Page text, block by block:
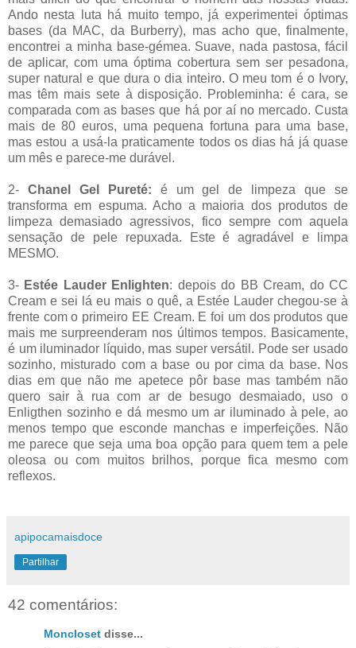
Ando nesta luta há muito tempo, já experimentei óptimas
bases (da MAC, da Burberry), mas acho que, finalmente,
encontrei a minha base-gémea. Suave, nada pastosa, fácil
de aplicar, com uma óptima cobertura sem ser pesadona,
super natural e que dura o dia inteiro. O meu tom é o Ivory,
mas têm mais sete à disposição. Probleminha: é cara, se
comparada com as bases que há por aí no mercado. Custa
mais de 80 euros, uma pequena fortuna para uma base,
mas estou a usá-la praticamente todos os dias há já quase
um mês e parece-me durável.
2- Chanel Gel Pureté: é um gel de limpeza que se
transforma em espuma. Acho a maioria dos produtos de
limpeza demasiado agressivos, fico sempre com aquela
sensação de pele repuxada. Este é agradável e limpa
MESMO.
3- Estée Lauder Enlighten: depois do BB Cream, do CC
Cream e sei lá eu mais o quê, a Estée Lauder chegou-se à
frente com o primeiro EE Cream. E foi um dos produtos que
mais me surpreenderam nos últimos tempos. Basicamente,
é um iluminador líquido, mas super versátil. Pode ser usado
sozinho, misturado com a base ou por cima da base. Nos
dias em que não me apetece pôr base mas também não
quero sair à rua com ar de besugo desmaiado, uso o
Enligthen sozinho e dá mesmo um ar iluminado à pele, ao
menos tempo que esconde manchas e imperfeições. Não
me parece que seja uma boa opção para quem tem a pele
oleosa ou com muitos brilhos, porque fica mesmo com
reflexos.
apipocamaisdoce
Partilhar
42 comentários:
Moncloset disse...